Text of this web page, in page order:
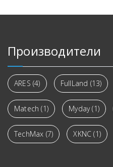
Производители
ARES (4) FullLand (13)
Matech (1) Myday(1)
TechMax (7) XKNC (1)